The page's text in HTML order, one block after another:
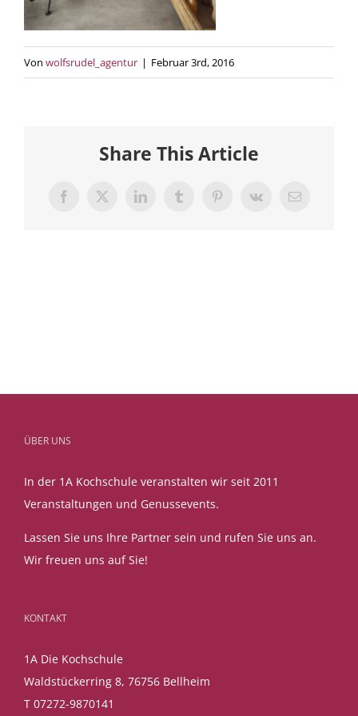
Von wolfsrudel_agentur | Februar 3rd, 2016
Share This Article
Facebook
X LinkedInTumblrPinterestVk
E-
ÜBER UNS
In der 1A Kochschule veranstalten wir seit 2011
Veranstaltungen und Genussevents.
Lassen Sie uns Ihre Partner sein und rufen Sie uns an.
Wir freuen uns auf Sie!
KONTAKT
1A Die Kochschule
Waldstückerring 8, 76756 Bellheim
T 07272-9870141